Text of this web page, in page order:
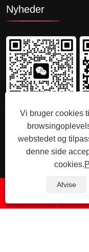
Nyheder
Kontakt os
Copyright © 2025
Alle rettigheder
Vi bruger cookies
webstedet og
denne side
cookies.
Afvise